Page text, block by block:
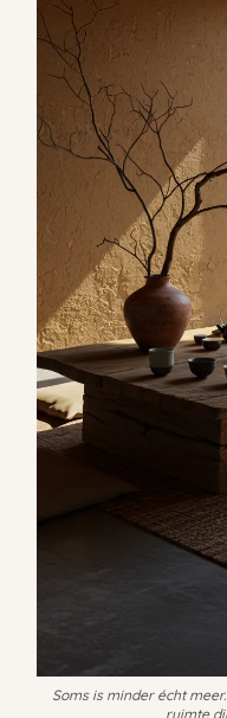
Soms is minder écht
ruimte